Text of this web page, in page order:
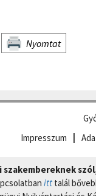
Nyomtat
Impresszum
szakembereknek
itt talál